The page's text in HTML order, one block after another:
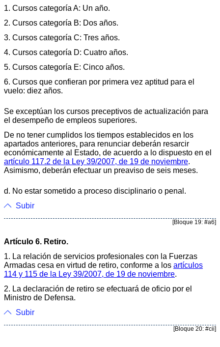
1. Cursos categoría A: Un año.
2. Cursos categoría B: Dos años.
3. Cursos categoría C: Tres años.
4. Cursos categoría D: Cuatro años.
5. Cursos categoría E: Cinco años.
6. Cursos que confieran por primera vez aptitud para el
vuelo: diez años.
Se exceptúan los cursos preceptivos de actualización para
el desempeño de empleos superiores.
De no tener cumplidos los tiempos establecidos en los
apartados anteriores, para renunciar deberán resarcir
económicamente al Estado, de acuerdo a lo dispuesto en el
artículo 117.2 de la Ley 39/2007, de 19 de noviembre.
Asimismo, deberán efectuar un preaviso de seis meses.
d. No estar sometido a proceso disciplinario o penal.
Subir
[Bloque 19: #a6]
Artículo 6. Retiro.
1. La relación de servicios profesionales con la Fuerzas
Armadas cesa en virtud de retiro, conforme a los artículos
114 y 115 de la Ley 39/2007, de 19 de noviembre.
2. La declaración de retiro se efectuará de oficio por el
Ministro de Defensa.
Subir
[Bloque 20: #cii]